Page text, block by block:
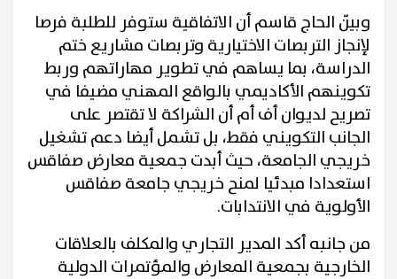
وبيّن الحاج قاسم أن الاتفاقية ستوفر للطلبة فرصا
لإنجاز التربصات الاختيارية وتربصات مشاريع ختم
الدراسة، بما يساهم في تطوير مهاراتهم وربط
تكوينهم الأكاديمي بالواقع المهني مضيفا في
تصريح لديوان أف أم أن الشراكة لا تقتصر على
الجانب التكويني فقط، بل تشمل أيضا دعم تشغيل
خريجي الجامعة، حيث أبدت جمعية معارض صفاقس
استعدادا مبدئيا لمنح خريجي جامعة صفاقس
الأولوية في الانتدابات.
من جانبه أكد المدير التجاري والمكلف بالعلاقات
الخارجية بجمعية المعارض والمؤتمرات الدولية